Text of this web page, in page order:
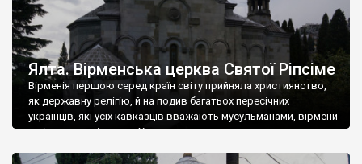
Ялта. Вірменська церква Святої Ріпсіме
Вірменія першою серед країн світу прийняла християнство,
як державну релігію, й на подив багатьох пересічних
українців, які усіх кавказців вважають мусульманами, вірмени
є відданими вірянами Христа